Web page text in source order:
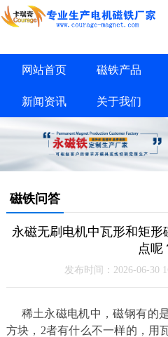
网站首页 磁铁产品
新闻资讯 关于我们
磁铁问答
永磁无刷电机中瓦形和矩形
点呢
发布时间：2026-06-30
稀土永磁电机中，磁钢有的
方块，2者有什么不一样的，用